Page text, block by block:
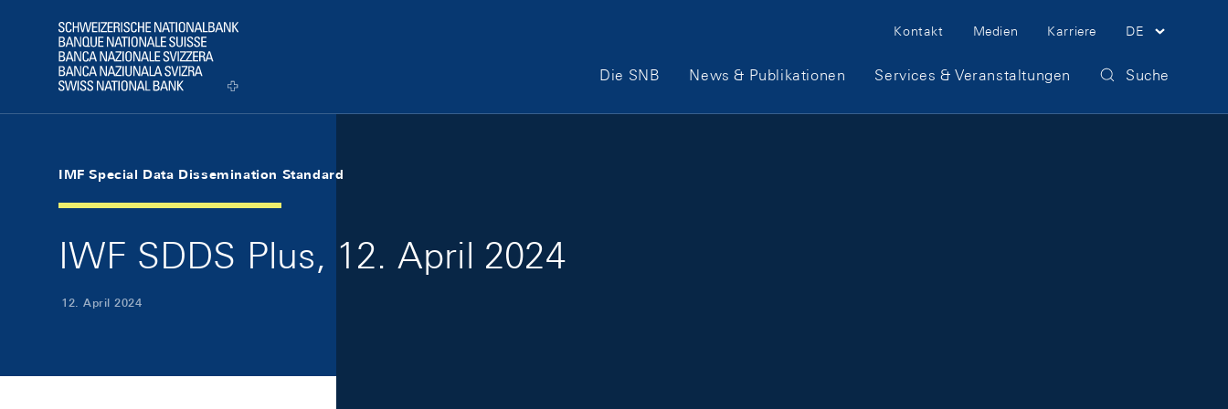
Logo
Meta Navigation
Kontakt Medien Karriere DE
Hauptnavigation
Die SNB News & Publikationen Services & Veranstaltungen Suche
IMF Special Data Dissemination Standard
IWF SDDS Plus, 12. April 2024
12. April 2024